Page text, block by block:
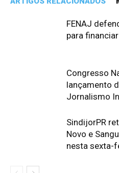
FENAJ
para
Congresso
lançamento
Jornalismo
SindijorPR
Novo e
nesta sexta-